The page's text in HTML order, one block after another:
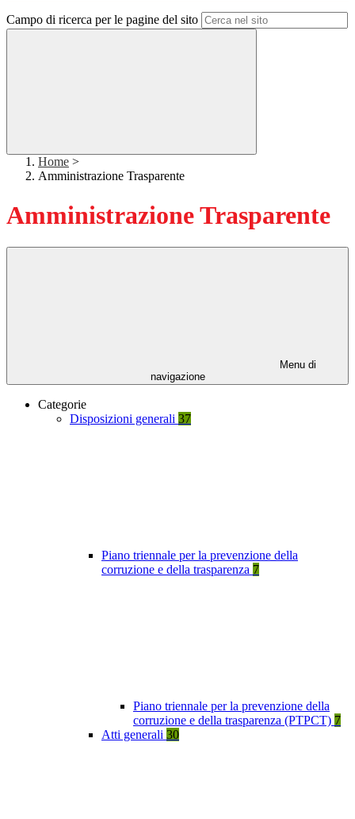
Campo di ricerca per le pagine del sito
Home >
Amministrazione Trasparente
Amministrazione Trasparente
Menu di
navigazione
Categorie
Disposizioni generali 37
Piano triennale per la prevenzione della
corruzione e della trasparenza 7
Piano triennale per la prevenzione della
corruzione e della trasparenza (PTPCT) 7
Atti generali 30